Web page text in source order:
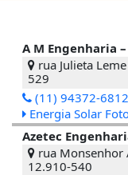
A M Engenharia
rua Julieta
529
(11) 94372-6812
Energia Solar
Azetec
rua Monsenhor
12.910-540